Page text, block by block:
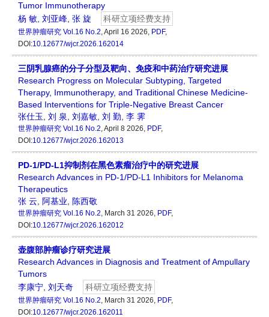
Tumor Immunotherapy
杨 敏 刘亚峰 张 旋 科研立项经费支持
世界肿瘤研究 Vol.16 No.2, April 16 2026, PDF,
DOI:10.12677/wjcr.2026.162014
三阴乳腺癌的分子分型及靶向、免疫和中药治疗研究进展
Research Progress on Molecular Subtyping, Targeted
Therapy, Immunotherapy, and Traditional Chinese Medicine-
Based Interventions for Triple-Negative Breast Cancer
张仕玉
刘 泉 刘嘉敏 刘 勤 李 霁
世界肿瘤研究 Vol.16 No.2, April 8 2026, PDF,
DOI:10.12677/wjcr.2026.162013
PD-1/PD-L1抑制剂在黑色素瘤治疗中的研究进展
Research Advances in PD-1/PD-L1 Inhibitors for Melanoma
Therapeutics
张 云
阿基业 陈西敬
世界肿瘤研究 Vol.16 No.2, March 31 2026, PDF,
DOI:10.12677/wjcr.2026.162012
壶腹部肿瘤诊疗研究进展
Research Advances in Diagnosis and Treatment of Ampullary
Tumors
李康宁 刘天奇 科研立项经费支持
世界肿瘤研究 Vol.16 No.2, March 31 2026, PDF,
DOI:10.12677/wjcr.2026.162011